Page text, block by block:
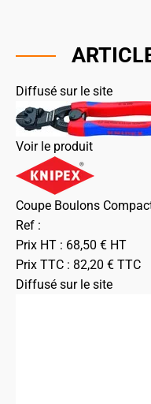
Diffusé sur le site
Voir le produit
Coupe Boulons
Ref :
Prix HT : 68,50 € HT
Prix TTC : 82,20 € TTC
Diffusé sur le site